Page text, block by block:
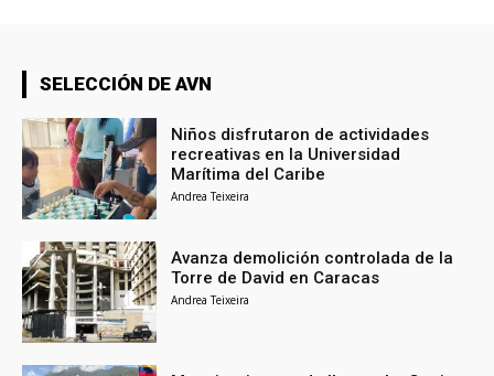
SELECCIÓN DE AVN
Niños disfrutaron de actividades
recreativas en la Universidad
Marítima del Caribe
Andrea Teixeira
Avanza demolición controlada de la
Torre de David en Caracas
Andrea Teixeira